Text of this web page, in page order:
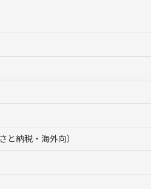
と納税・海外向）